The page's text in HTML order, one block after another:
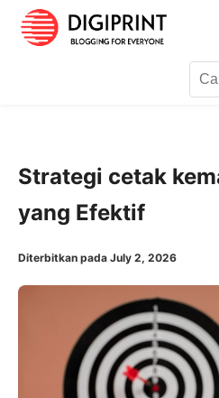
Strategi cetak
yang Efektif
Diterbitkan pada July 2, 2026